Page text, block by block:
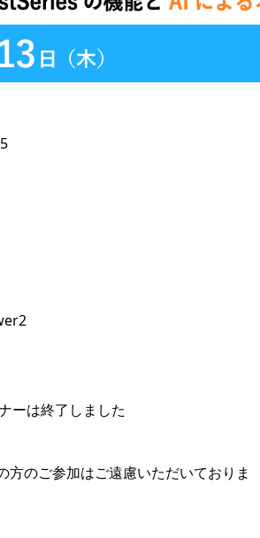
ーは終了しました
のご参加はご遠慮いただいておりま